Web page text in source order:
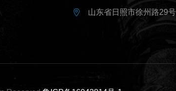
山东省日照市徐州路29号